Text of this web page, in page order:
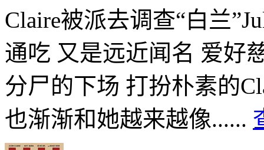
Claire被派去调查“白兰
通吃 又是远近闻名 爱好
分尸的下场 打扮朴素的
也渐渐和她越来越像......